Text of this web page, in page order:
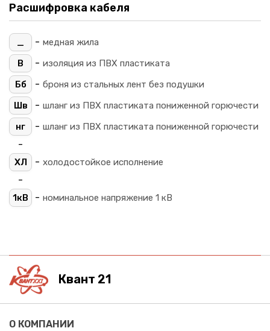
Расшифровка кабеля
_ - медная жила
В
- изоляция из ПВХ пластиката
Бб
- броня из стальных лент без подушки
Шв
- шланг из ПВХ пластиката пониженной горючести
нг
- шланг из ПВХ пластиката пониженной горючести
-
ХЛ - холодостойкое исполнение
-
1кВ - номинальное напряжение 1 кВ
Квант 21
О КОМПАНИИ